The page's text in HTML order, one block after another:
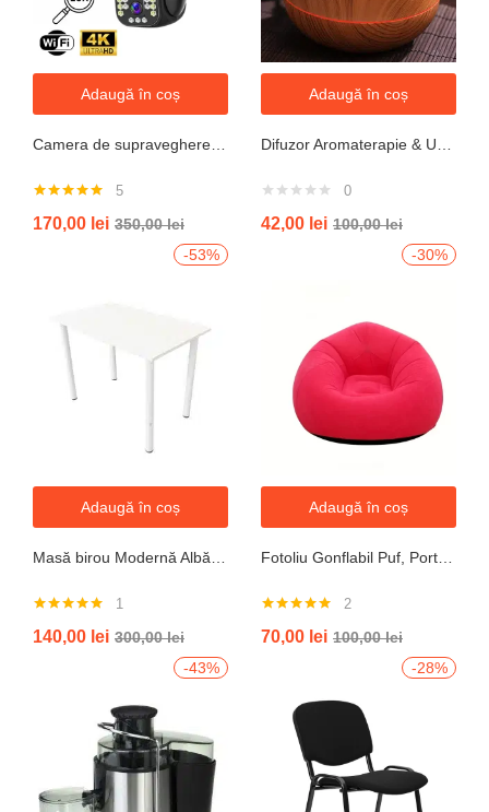
Adaugă în coș
5.00din 5
5
170,00 lei 350,00lei
Adaugă în coș
0
42,00 lei 100,00lei
-53%
Adaugă în coș
5.00din 5
1
140,00 lei 300,00lei
-30%
Adaugă în coș
5.00din 5
2
70,00 lei 100,00lei
-43%
-28%